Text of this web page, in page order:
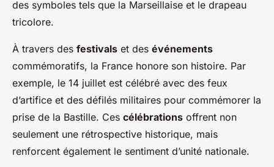
des symboles tels que la Marseillaise et le drapeau
tricolore.
À travers des festivals et des événements
commémoratifs, la France honore son histoire. Par
exemple, le 14 juillet est célébré avec des feux
d’artifice et des défilés militaires pour commémorer la
prise de la Bastille. Ces célébrations offrent non
seulement une rétrospective historique, mais
renforcent également le sentiment d’unité nationale.